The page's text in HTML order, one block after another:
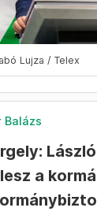
Lujza / Telex
Balázs
a